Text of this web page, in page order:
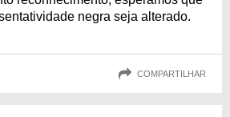
negra seja alterado.
COMPARTILHAR